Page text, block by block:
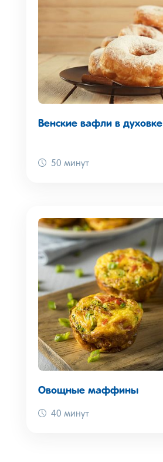
Венские вафли в духовке
50 минут
Овощные маффины
40 минут